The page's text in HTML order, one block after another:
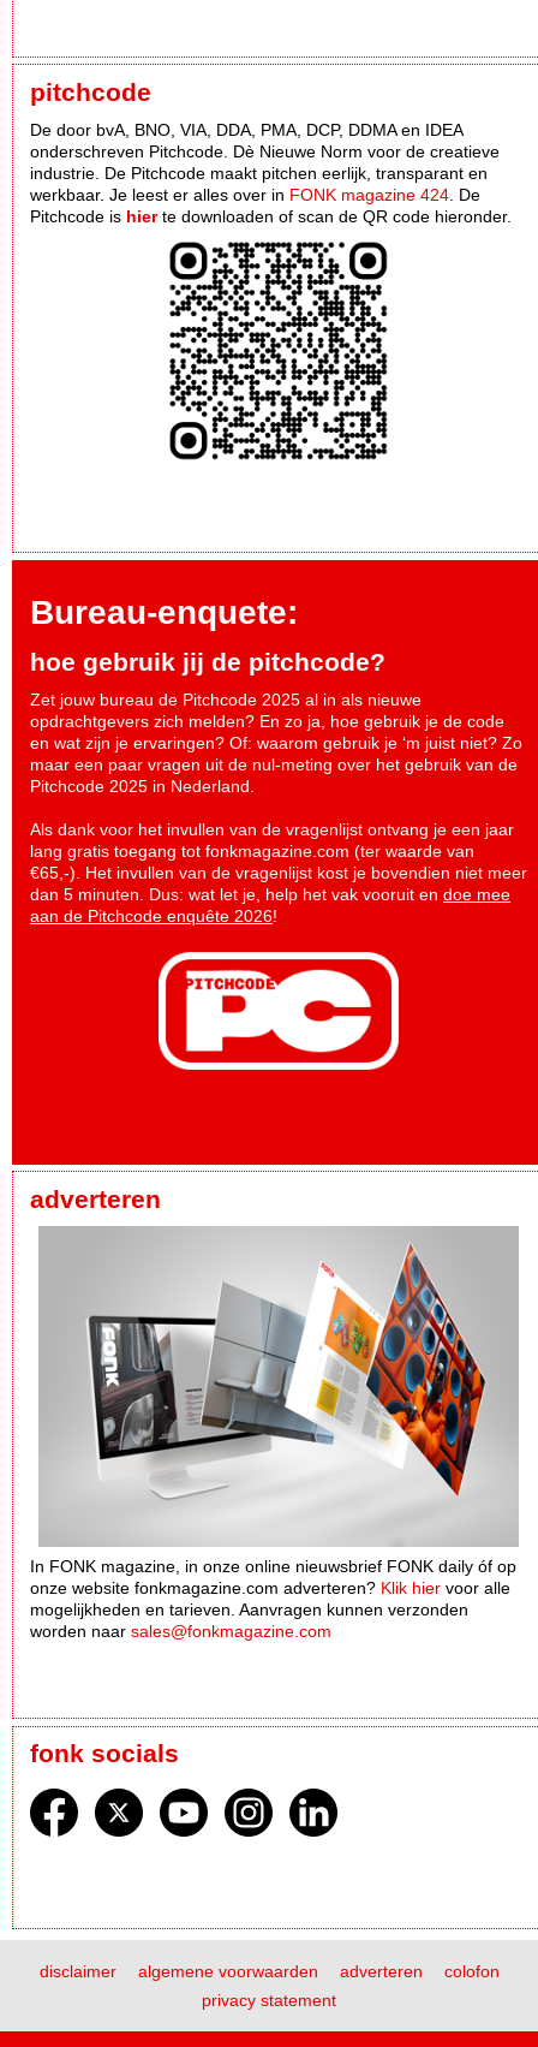
pitchcode
De door bvA, BNO, VIA, DDA, PMA, DCP, DDMA en IDEA
onderschreven Pitchcode. Dè Nieuwe Norm voor de creatieve
industrie. De Pitchcode maakt pitchen eerlijk, transparant en
werkbaar. Je leest er alles over in FONK magazine 424 . De
Pitchcode is hierte downloaden of scan de QR code hieronder.
Bureau-enquete:
hoe gebruik jij de pitchcode?
Zet jouw bureau de Pitchcode 2025 al in als nieuwe
opdrachtgevers zich melden? En zo ja, hoe gebruik je de code
en wat zijn je ervaringen? Of: waarom gebruik je ‘m juist niet? Zo
maar een paar vragen uit de nul-meting over het gebruik van de
Pitchcode 2025 in Nederland.
Als dank voor het invullen van de vragenlijst ontvang je een jaar
lang gratis toegang tot fonkmagazine.com (ter waarde van
€65,-). Het invullen van de vragenlijst kost je bovendien niet meer
dan 5 minuten. Dus: wat let je, help het vak vooruit en doe mee
aan de Pitchcode enquête 2026!
adverteren
In FONK magazine, in onze online nieuwsbrief FONK daily óf op
onze website fonkmagazine.com adverteren? Klik hier voor alle
mogelijkheden en tarieven. Aanvragen kunnen verzonden
worden naar sales@fonkmagazine.com
fonk socials
disclaimer algemene voorwaarden adverteren
colofon
privacy statement